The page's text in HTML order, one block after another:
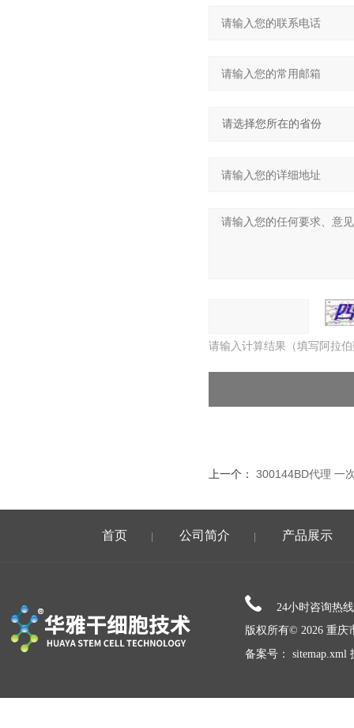
请输入计算结果（填写阿拉
上一个： 300144BD代理 一
首页 公司简介 产品展示
24小时咨询热
版权所有© 2026 重庆
备案号：
sitemap.xml